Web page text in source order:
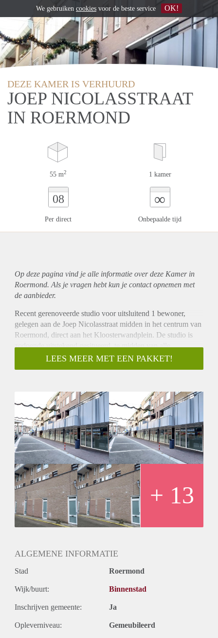
DEZE KAMER IS VERHUURD
JOEP NICOLASSTRAAT
IN ROERMOND
55 m2 1 kamer
08
Per direct
∞
Onbepaalde tijd
Op deze pagina vind je alle informatie over deze Kamer in
Roermond. Als je vragen hebt kun je contact opnemen met
de aanbieder.
Recent gerenoveerde studio voor uitsluitend 1 bewoner,
gelegen aan de Joep Nicolasstraat midden in het centrum van
Roermond, direct aan het Kloosterwandplein. De studio is
zodoende uitstekend gesitueerd, te midden van alle
voorzieningen welke het gezellige centrum van Roermond
rijk is. Op steenworp afstand bevindt zich het centraal station
De studio heeft een oppervlakte van ca 55 m2 en is voorzien
van een mooie badkamer met inloopdouche, zwevend toilet,
en wastafel. Separate berging met aansluiting voor de
wasmachine. De nette keuken is voorzien van 4 pits fornuis,
afzuigkap en voldoende kastruimte. Verder is de studio
voorzien van een moderne houtlook vinyl vloer.
Huurgegevens:
* Huurprijs: € 583,00 per maand
* Servicekosten: € 20,00 per maand
* Stoffering € 20,00 per maand
* Waarborgsom € 623,-
* Huurtermijn bedraagt minimaal 24 maanden
* Uitsluitend per 1 juli 2022 te huur
LEES MEER MET EEN PAKKET!
+ 13
ALGEMENE INFORMATIE
Stad Roermond
Wijk/buurt: Binnenstad
Inschrijven gemeente: Ja
Opleverniveau: Gemeubileerd
We gebruiken cookies voor de beste service OK!